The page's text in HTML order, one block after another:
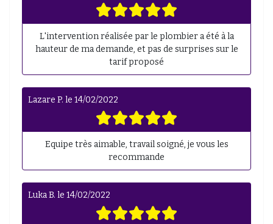
L'intervention réalisée par le plombier a été à la
hauteur de ma demande, et pas de surprises sur le
tarif proposé
Lazare P. le 14/02/2022
Equipe très aimable, travail soigné, je vous les
recommande
Luka B. le 14/02/2022